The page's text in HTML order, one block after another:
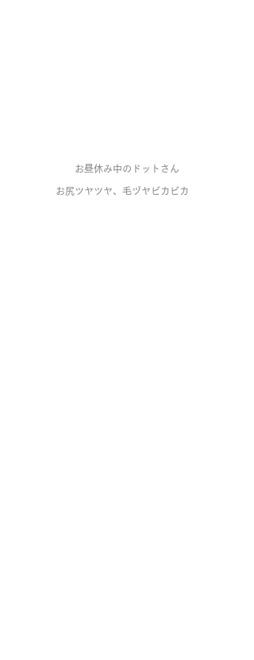
お昼休み中のドットさん
お尻ツヤツヤ、毛ヅヤビカビカ